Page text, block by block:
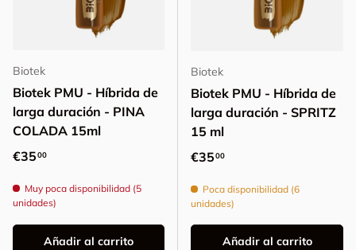
Biotek
Biotek PMU - Híbrida de
larga duración - PINA
COLADA 15ml
Precio normal
€3500
Muy poca disponibilidad (5
unidades)
Añadir al carrito
Biotek
Biotek PMU - Híbrida de
larga duración - SPRITZ
15 ml
Precio normal
€3500
Poca disponibilidad (6
unidades)
Añadir al carrito